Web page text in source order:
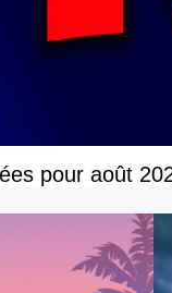
pour août